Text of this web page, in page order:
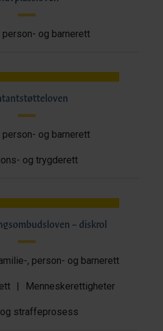
person- og barnerett
person- og barnerett
og trygderett
– diskrol
, person- og barnerett
| Menneskerettigheter
straffeprosess